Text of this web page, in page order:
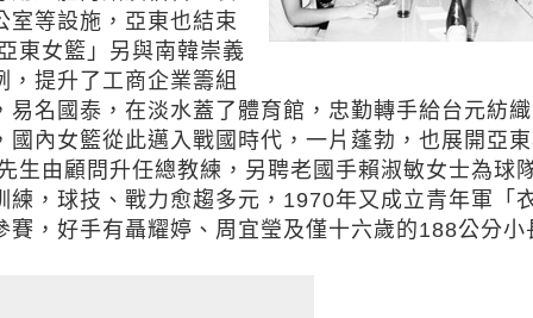
室等設施，亞東也結束
女籃」另與南韓崇義
提升了工商企業籌組
名國泰，在淡水蓋了體育館，忠勤轉手給台元紡
內女籃從此邁入戰國時代，一片蓬勃，也展開亞
由顧問升任總教練，另聘老國手賴淑敏女士為球
，球技、戰力愈趨多元，1970年又成立青年軍「
，好手有聶耀婷、周宜瑩及僅十六歲的188公分小